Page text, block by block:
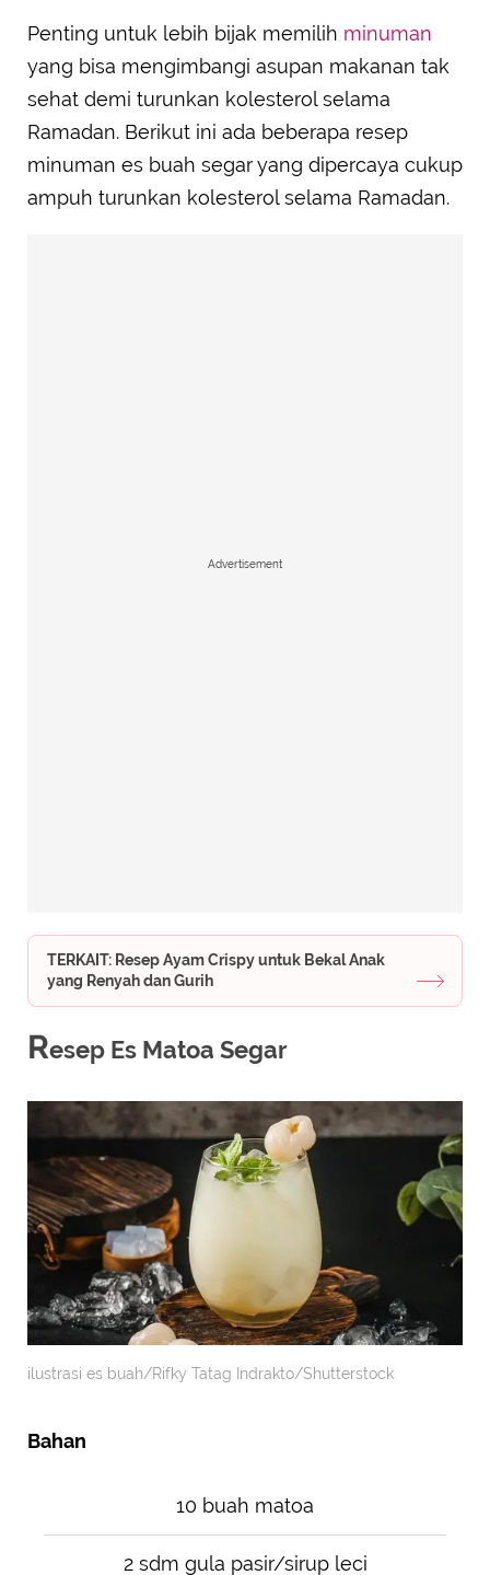
Penting untuk lebih bijak memilih minuman
yang bisa mengimbangi asupan makanan tak
sehat demi turunkan kolesterol selama
Ramadan. Berikut ini ada beberapa resep
minuman es buah segar yang dipercaya cukup
ampuh turunkan kolesterol selama Ramadan.
Advertisement
TERKAIT: Resep Ayam Crispy untuk Bekal Anak
yang Renyah dan Gurih
Resep Es Matoa Segar
ilustrasi es buah/Rifky Tatag Indrakto/Shutterstock
Bahan
10 buah matoa
2 sdm gula pasir/sirup leci